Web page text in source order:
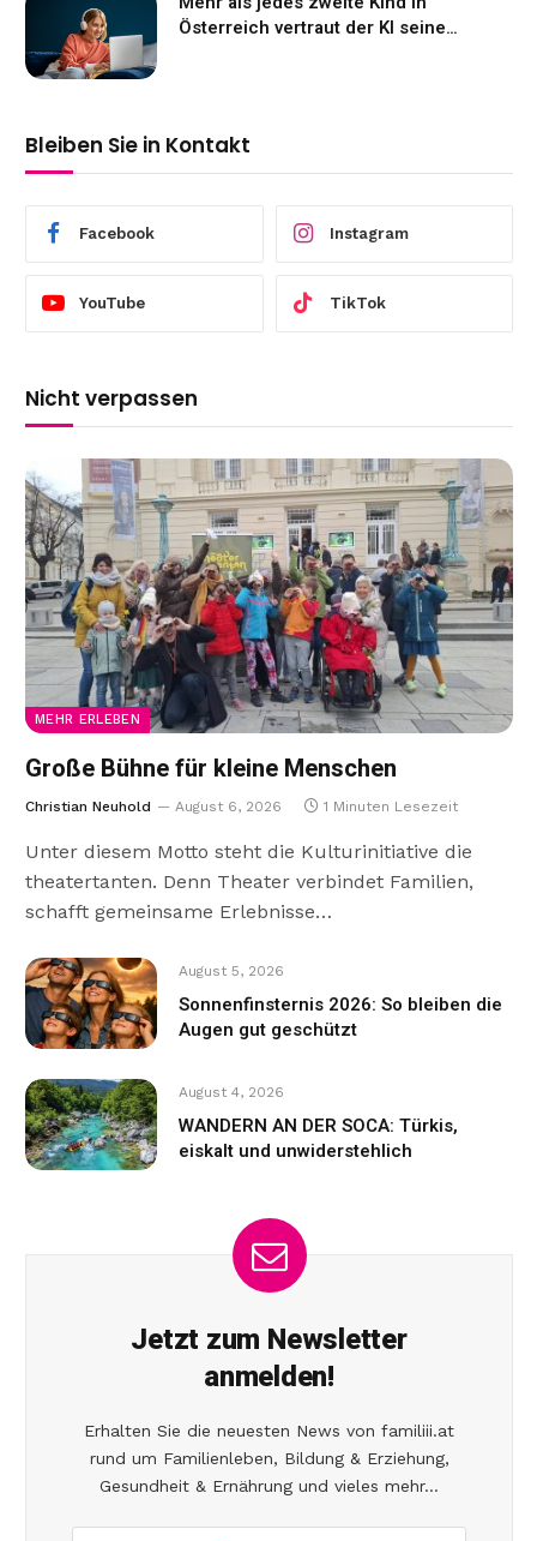
Österreich vertraut der KI seine
Bleiben Sie in Kontakt
Facebook Instagram
YouTube TikTok
Nicht verpassen
MEHR ERLEBEN
Große Bühne für kleine Menschen
Christian Neuhold August 6, 2026 1 Minuten Lesezeit
Unter diesem Motto steht die Kulturinitiative die
theatertanten. Denn Theater verbindet Familien,
schafft gemeinsame Erlebnisse…
August 5, 2026
Sonnenfinsternis 2026: So bleiben die
Augen gut geschützt
August 4, 2026
WANDERN AN DER SOCA: Türkis,
eiskalt und unwiderstehlich
Jetzt zum Newsletter
anmelden!
Erhalten Sie die neuesten News von familiii.at
rund um Familienleben, Bildung & Erziehung,
Gesundheit & Ernährung und vieles mehr...